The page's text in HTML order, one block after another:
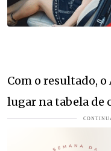
Com o resultado,
lugar na tabela de